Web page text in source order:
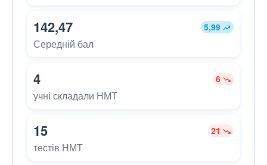
142,47 5,99
Середній бал
4 6
учні складали НМТ
15 21
тестів НМТ